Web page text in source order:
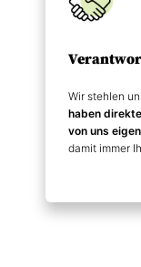
Wir stehlen
haben
von uns
damit immer